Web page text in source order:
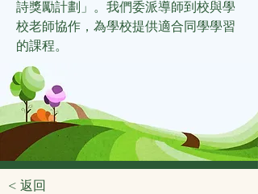
詩獎勵計劃」。我們委派導師到校與學
校老師協作，為學校提供適合同學學習
的課程。
< 返回